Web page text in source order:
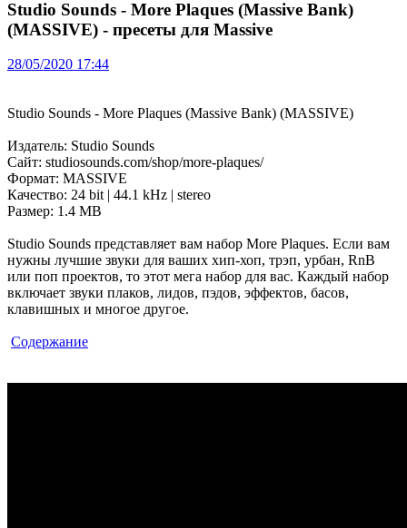
Studio Sounds - More Plaques (Massive Bank)
(MASSIVE) - пресеты для Massive
28/05/2020 17:44
Studio Sounds - More Plaques (Massive Bank) (MASSIVE)
Издатель: Studio Sounds
Сайт: studiosounds.com/shop/more-plaques/
Формат: MASSIVE
Качество: 24 bit | 44.1 kHz | stereo
Размер: 1.4 MB
Studio Sounds представляет вам набор More Plaques. Если вам
нужны лучшие звуки для ваших хип-хоп, трэп, урбан, RnB
или поп проектов, то этот мега набор для вас. Каждый набор
включает звуки плаков, лидов, пэдов, эффектов, басов,
клавишных и многое другое.
Содержание